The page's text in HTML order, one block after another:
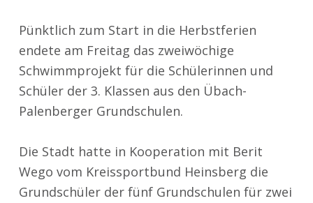
Pünktlich zum Start in die Herbstferien
endete am Freitag das zweiwöchige
Schwimmprojekt für die Schülerinnen und
Schüler der 3. Klassen aus den Übach-
Palenberger Grundschulen.
Die Stadt hatte in Kooperation mit Berit
Wego vom Kreissportbund Heinsberg die
Grundschüler der fünf Grundschulen für zwei